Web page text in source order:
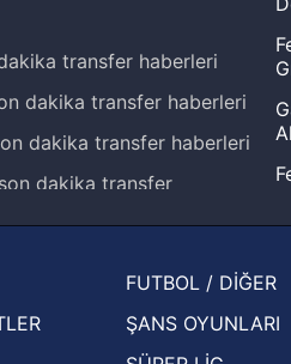
transfer haberleri
dakika transfer haberleri
dakika transfer haberleri
dakika transfer
haberleri
Ligi haberleri
FUTBOL / DİĞER
ŞANS OYUNLARI